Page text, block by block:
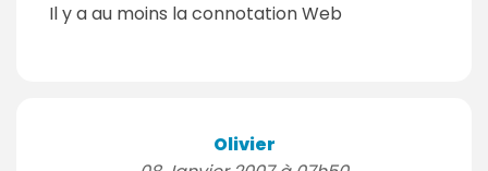
Il y a au moins la connotation Web
Olivier